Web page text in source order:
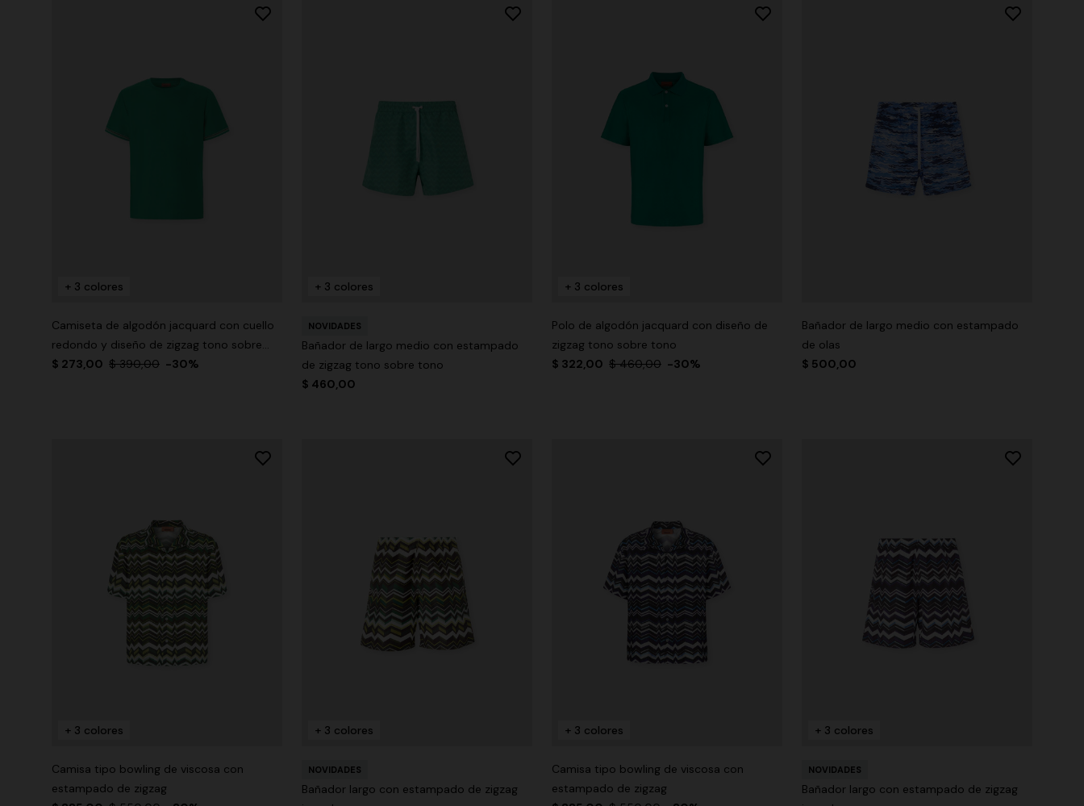
+ 3 colores
Camiseta de algodón jacquard con cuello
redondo y diseño de zigzag tono sobre
tono
$ 273,00 $ 390,00 -30%
+ 3 colores
NOVIDADES
Bañador de largo medio con estampado
de zigzag tono sobre tono
$ 460,00
+ 3 colores
Polo de algodón jacquard con diseño de
zigzag tono sobre tono
$ 322,00 $ 460,00 -30%
Bañador de largo medio con estampado
de olas
$ 500,00
+ 3 colores
Camisa tipo bowling de viscosa con
estampado de zigzag
+ 3 colores
NOVIDADES
Bañador largo con estampado de zigzag
+ 3 colores
Camisa tipo bowling de viscosa con
estampado de zigzag
+ 3 colores
NOVIDADES
Bañador largo con estampado de zigzag